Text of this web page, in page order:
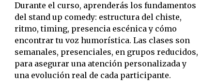
Durante el curso, aprenderás los fundamentos
del stand up comedy: estructura del chiste,
ritmo, timing, presencia escénica y cómo
encontrar tu voz humorística. Las clases son
semanales, presenciales, en grupos reducidos,
para asegurar una atención personalizada y
una evolución real de cada participante.